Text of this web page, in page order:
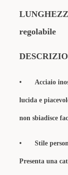
regolabile
• Acciaio
lucida e
non sbiadisce
• Stile
Presenta una